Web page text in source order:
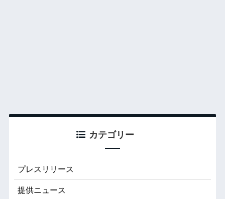
カテゴリー
プレスリリース
提供ニュース